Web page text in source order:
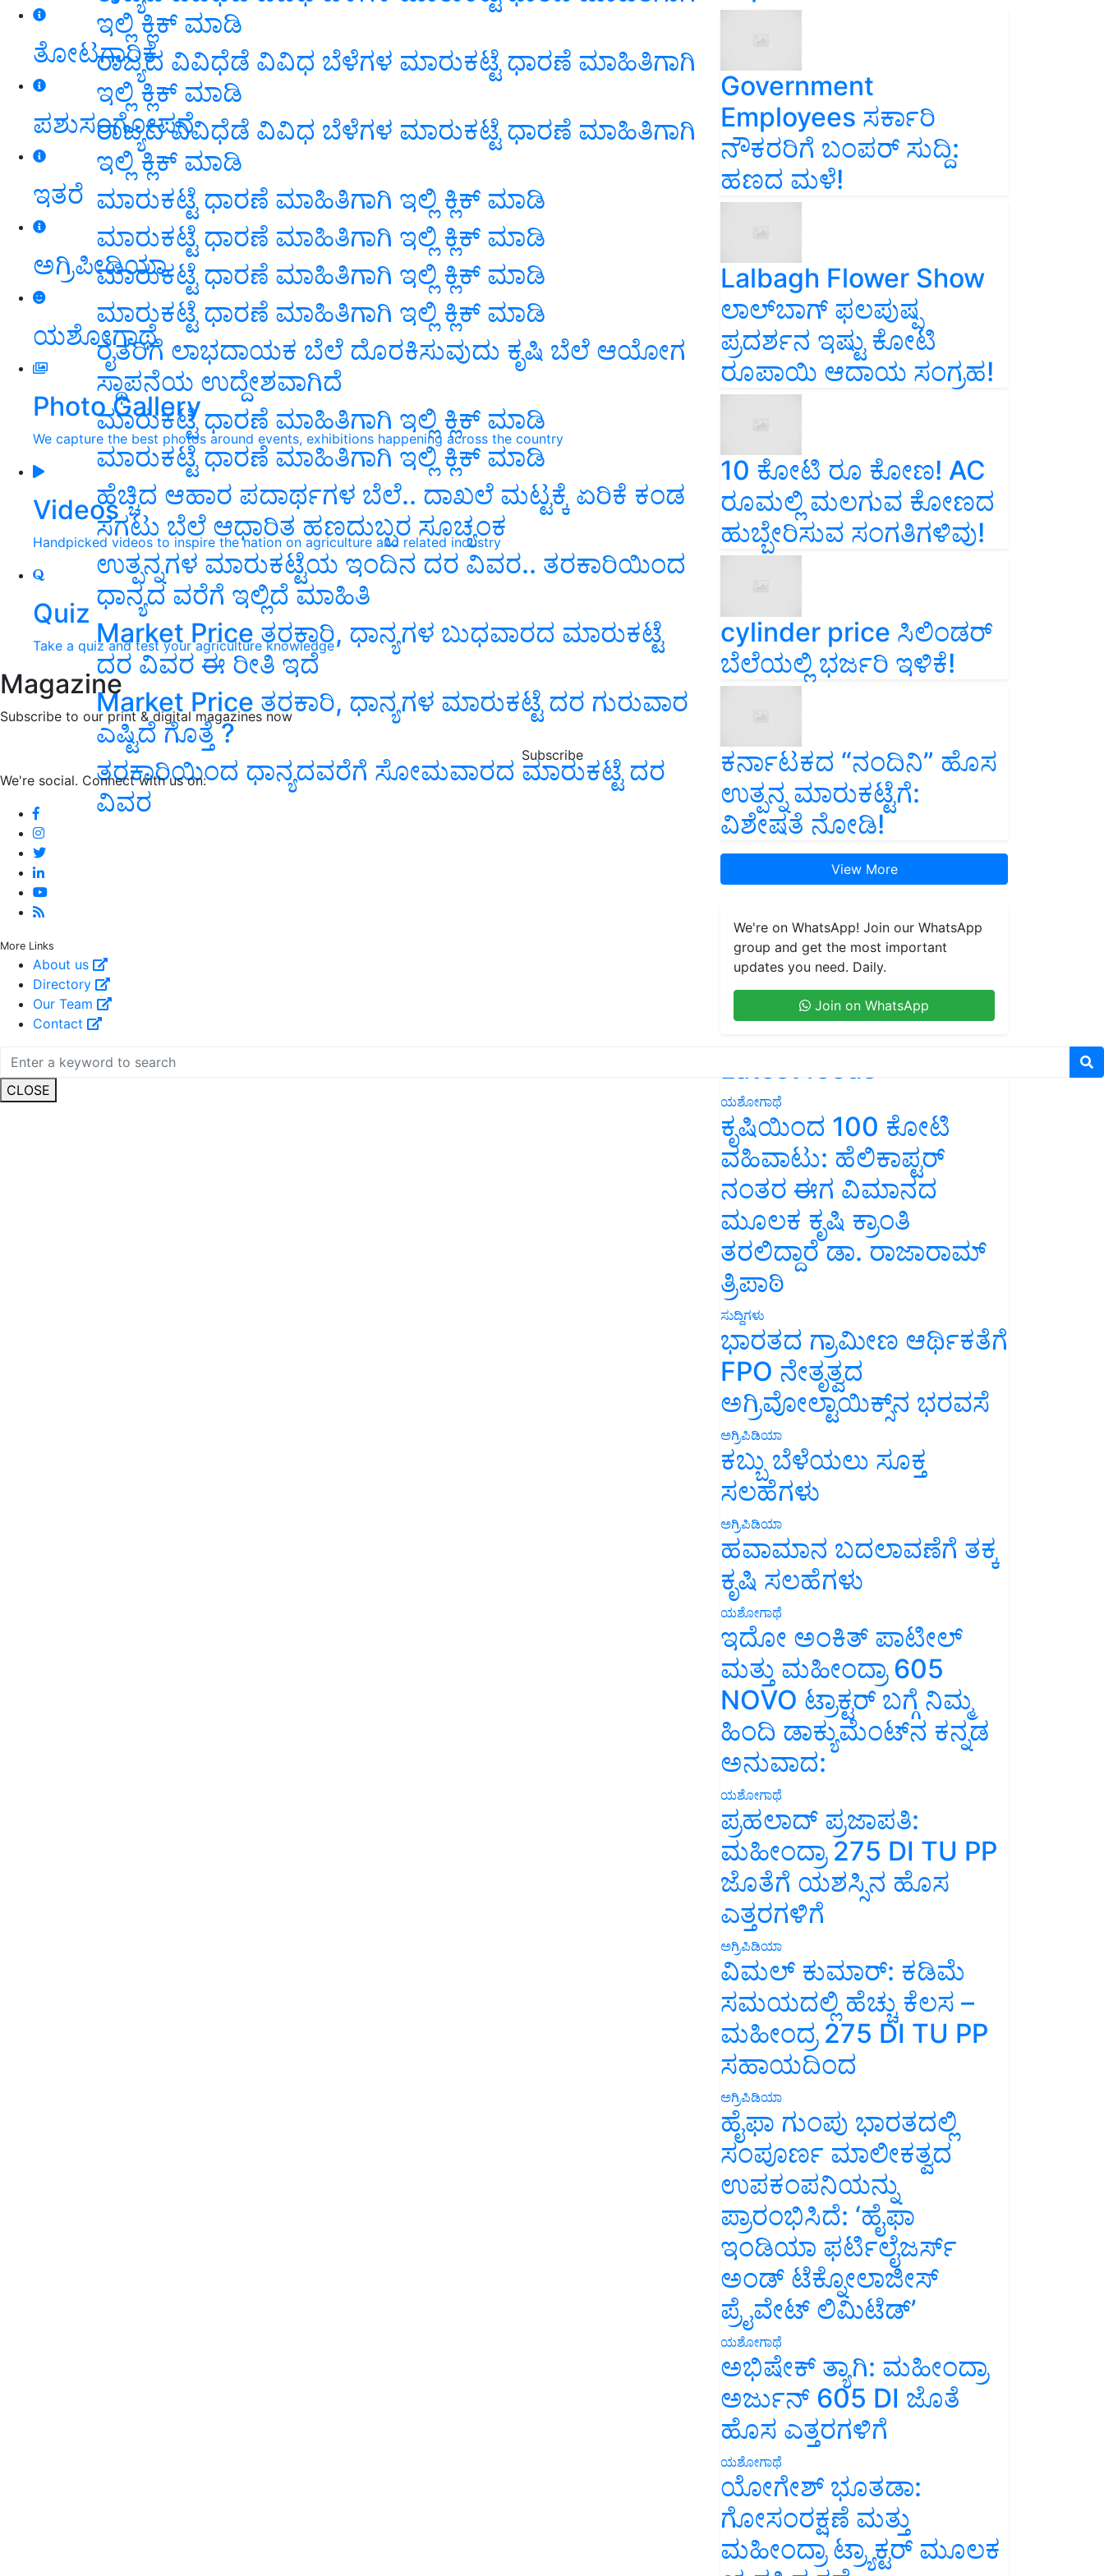
ತೋಟಗಾರಿಕೆ
ಪಶುಸಂಗೋಪನೆ
ಇತರೆ
ಅಗ್ರಿಪೀಡಿಯಾ
ಯಶೋಗಾಥೆ
Photo Gallery
We capture the best photos around events, exhibitions happening across the country
Videos
Handpicked videos to inspire the nation on agriculture and related industry
Quiz
Take a quiz and test your agriculture knowledge
Magazine
Subscribe to our print & digital magazines now
Subscribe
We're social. Connect with us on:
More Links
About us
Directory
Our Team
Contact
CLOSE
ಇಲ್ಲಿ ಕ್ಲಿಕ್ ಮಾಡಿ
ರಾಜ್ಯದ ವಿವಿಧೆಡೆ ವಿವಿಧ ಬೆಳೆಗಳ ಮಾರುಕಟ್ಟೆ ಧಾರಣೆ ಮಾಹಿತಿಗಾಗಿ
ಇಲ್ಲಿ ಕ್ಲಿಕ್ ಮಾಡಿ
ರಾಜ್ಯದ ವಿವಿಧೆಡೆ ವಿವಿಧ ಬೆಳೆಗಳ ಮಾರುಕಟ್ಟೆ ಧಾರಣೆ ಮಾಹಿತಿಗಾಗಿ
ಇಲ್ಲಿ ಕ್ಲಿಕ್ ಮಾಡಿ
ಮಾರುಕಟ್ಟೆ ಧಾರಣೆ ಮಾಹಿತಿಗಾಗಿ ಇಲ್ಲಿ ಕ್ಲಿಕ್ ಮಾಡಿ
ಮಾರುಕಟ್ಟೆ ಧಾರಣೆ ಮಾಹಿತಿಗಾಗಿ ಇಲ್ಲಿ ಕ್ಲಿಕ್ ಮಾಡಿ
ಮಾರುಕಟ್ಟೆ ಧಾರಣೆ ಮಾಹಿತಿಗಾಗಿ ಇಲ್ಲಿ ಕ್ಲಿಕ್ ಮಾಡಿ
ಮಾರುಕಟ್ಟೆ ಧಾರಣೆ ಮಾಹಿತಿಗಾಗಿ ಇಲ್ಲಿ ಕ್ಲಿಕ್ ಮಾಡಿ
ರೈತರಿಗೆ ಲಾಭದಾಯಕ ಬೆಲೆ ದೊರಕಿಸುವುದು ಕೃಷಿ ಬೆಲೆ ಆಯೋಗ
ಸ್ಥಾಪನೆಯ ಉದ್ದೇಶವಾಗಿದೆ
ಮಾರುಕಟ್ಟೆ ಧಾರಣೆ ಮಾಹಿತಿಗಾಗಿ ಇಲ್ಲಿ ಕ್ಲಿಕ್ ಮಾಡಿ
ಮಾರುಕಟ್ಟೆ ಧಾರಣೆ ಮಾಹಿತಿಗಾಗಿ ಇಲ್ಲಿ ಕ್ಲಿಕ್ ಮಾಡಿ
ಹೆಚ್ಚಿದ ಆಹಾರ ಪದಾರ್ಥಗಳ ಬೆಲೆ.. ದಾಖಲೆ ಮಟ್ಟಕ್ಕೆ ಏರಿಕೆ ಕಂಡ
ಸಗಟು ಬೆಲೆ ಆಧಾರಿತ ಹಣದುಬ್ಬರ ಸೂಚ್ಯಂಕ
ಉತ್ಪನ್ನಗಳ ಮಾರುಕಟ್ಟೆಯ ಇಂದಿನ ದರ ವಿವರ.. ತರಕಾರಿಯಿಂದ
ಧಾನ್ಯದ ವರೆಗೆ ಇಲ್ಲಿದೆ ಮಾಹಿತಿ
Market Price ತರಕಾರಿ, ಧಾನ್ಯಗಳ ಬುಧವಾರದ ಮಾರುಕಟ್ಟೆ
ದರ ವಿವರ ಈ ರೀತಿ ಇದೆ
Market Price ತರಕಾರಿ, ಧಾನ್ಯಗಳ ಮಾರುಕಟ್ಟೆ ದರ ಗುರುವಾರ
ಎಷ್ಟಿದೆ ಗೊತ್ತೆ ?
ತರಕಾರಿಯಿಂದ ಧಾನ್ಯದವರೆಗೆ ಸೋಮವಾರದ ಮಾರುಕಟ್ಟೆ ದರ
ವಿವರ
Government
Employees ಸರ್ಕಾರಿ
ನೌಕರರಿಗೆ ಬಂಪರ್‌ ಸುದ್ದಿ:
ಹಣದ ಮಳೆ!
Lalbagh Flower Show
ಲಾಲ್‌ಬಾಗ್ ಫಲಪುಷ್ಪ
ಪ್ರದರ್ಶನ ಇಷ್ಟು ಕೋಟಿ
ರೂಪಾಯಿ ಆದಾಯ ಸಂಗ್ರಹ!
10 ಕೋಟಿ ರೂ ಕೋಣ! AC
ರೂಮಲ್ಲಿ ಮಲಗುವ ಕೋಣದ
ಹುಬ್ಬೇರಿಸುವ ಸಂಗತಿಗಳಿವು!
cylinder price ಸಿಲಿಂಡರ್‌
ಬೆಲೆಯಲ್ಲಿ ಭರ್ಜರಿ ಇಳಿಕೆ!
ಕರ್ನಾಟಕದ “ನಂದಿನಿ” ಹೊಸ
ಉತ್ಪನ್ನ ಮಾರುಕಟ್ಟೆಗೆ:
ವಿಶೇಷತೆ ನೋಡಿ!
View More
We're on WhatsApp! Join our WhatsApp
group and get the most important
updates you need. Daily.
Join on WhatsApp
Latest feeds
ಯಶೋಗಾಥೆ
ಕೃಷಿಯಿಂದ 100 ಕೋಟಿ
ವಹಿವಾಟು: ಹೆಲಿಕಾಪ್ಟರ್
ನಂತರ ಈಗ ವಿಮಾನದ
ಮೂಲಕ ಕೃಷಿ ಕ್ರಾಂತಿ
ತರಲಿದ್ದಾರೆ ಡಾ. ರಾಜಾರಾಮ್
ತ್ರಿಪಾಠಿ
ಸುದ್ದಿಗಳು
ಭಾರತದ ಗ್ರಾಮೀಣ ಆರ್ಥಿಕತೆಗೆ
FPO ನೇತೃತ್ವದ
ಅಗ್ರಿವೋಲ್ಟಾಯಿಕ್ಸ್‌ನ ಭರವಸೆ
ಅಗ್ರಿಪಿಡಿಯಾ
ಕಬ್ಬು ಬೆಳೆಯಲು ಸೂಕ್ತ
ಸಲಹೆಗಳು
ಅಗ್ರಿಪಿಡಿಯಾ
ಹವಾಮಾನ ಬದಲಾವಣೆಗೆ ತಕ್ಕ
ಕೃಷಿ ಸಲಹೆಗಳು
ಯಶೋಗಾಥೆ
ಇದೋ ಅಂಕಿತ್ ಪಾಟೀಲ್
ಮತ್ತು ಮಹೀಂದ್ರಾ 605
NOVO ಟ್ರಾಕ್ಟರ್ ಬಗ್ಗೆ ನಿಮ್ಮ
ಹಿಂದಿ ಡಾಕ್ಯುಮೆಂಟ್‌ನ ಕನ್ನಡ
ಅನುವಾದ:
ಯಶೋಗಾಥೆ
ಪ್ರಹಲಾದ್ ಪ್ರಜಾಪತಿ:
ಮಹೀಂದ್ರಾ 275 DI TU PP
ಜೊತೆಗೆ ಯಶಸ್ಸಿನ ಹೊಸ
ಎತ್ತರಗಳಿಗೆ
ಅಗ್ರಿಪಿಡಿಯಾ
ವಿಮಲ್ ಕುಮಾರ್: ಕಡಿಮೆ
ಸಮಯದಲ್ಲಿ ಹೆಚ್ಚು ಕೆಲಸ –
ಮಹೀಂದ್ರ 275 DI TU PP
ಸಹಾಯದಿಂದ
ಅಗ್ರಿಪಿಡಿಯಾ
ಹೈಫಾ ಗುಂಪು ಭಾರತದಲ್ಲಿ
ಸಂಪೂರ್ಣ ಮಾಲೀಕತ್ವದ
ಉಪಕಂಪನಿಯನ್ನು
ಪ್ರಾರಂಭಿಸಿದೆ: ‘ಹೈಫಾ
ಇಂಡಿಯಾ ಫರ್ಟಿಲೈಜರ್ಸ್
ಅಂಡ್ ಟೆಕ್ನೋಲಾಜೀಸ್
ಪ್ರೈವೇಟ್ ಲಿಮಿಟೆಡ್’
ಯಶೋಗಾಥೆ
ಅಭಿಷೇಕ್ ತ್ಯಾಗಿ: ಮಹೀಂದ್ರಾ
ಅರ್ಜುನ್ 605 DI ಜೊತೆ
ಹೊಸ ಎತ್ತರಗಳಿಗೆ
ಯಶೋಗಾಥೆ
ಯೋಗೇಶ್ ಭೂತಡಾ:
ಗೋಸಂರಕ್ಷಣೆ ಮತ್ತು
ಮಹೀಂದ್ರಾ ಟ್ರ್ಯಾಕ್ಟರ್ ಮೂಲಕ